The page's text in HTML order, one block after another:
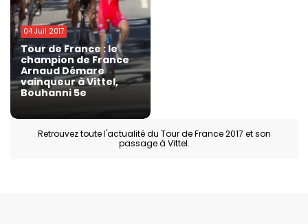
04 Juil 2017
Tour de France : le
champion de France
Arnaud Démare
vainqueur à Vittel,
Bouhanni 5e
Retrouvez toute l'actualité du Tour de France 2017 et son
passage à Vittel.